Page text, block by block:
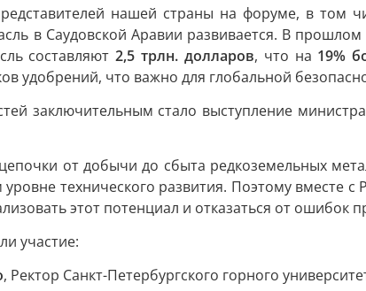
нашей страны на форуме, в том
в Саудовской Аравии развивается. В
составляют2,5 трлн. долларов, что на 19%
удобрений, что важно для глобальной
заключительным стало выступление
от добычи до сбыта редкоземельных
технического развития. Поэтому вместе
этот потенциал и отказаться от ошибок
участие:
, Ректор Санкт-Петербургского горного